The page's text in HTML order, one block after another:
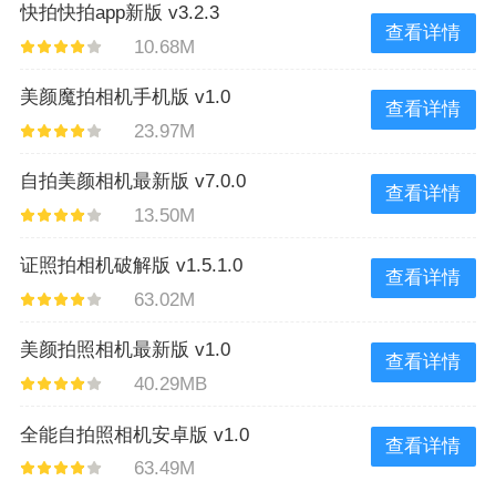
快拍快拍app新版 v3.2.3
10.68M
查看详情
美颜魔拍相机手机版 v1.0
23.97M
查看详情
自拍美颜相机最新版 v7.0.0
13.50M
查看详情
证照拍相机破解版 v1.5.1.0
63.02M
查看详情
美颜拍照相机最新版 v1.0
40.29MB
查看详情
全能自拍照相机安卓版 v1.0
63.49M
查看详情